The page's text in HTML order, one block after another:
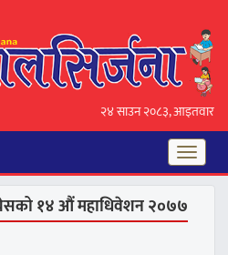
२४ साउन २०८३, आइतवार
Toggle
१४ औं महाधिवेशन २०७७